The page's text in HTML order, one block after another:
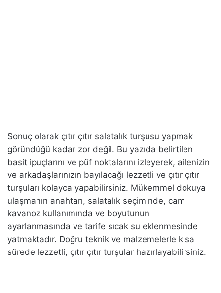
Sonuç olarak çıtır çıtır salatalık turşusu yapmak
göründüğü kadar zor değil. Bu yazıda belirtilen
basit ipuçlarını ve püf noktalarını izleyerek, ailenizin
ve arkadaşlarınızın bayılacağı lezzetli ve çıtır çıtır
turşuları kolayca yapabilirsiniz. Mükemmel dokuya
ulaşmanın anahtarı, salatalık seçiminde, cam
kavanoz kullanımında ve boyutunun
ayarlanmasında ve tarife sıcak su eklenmesinde
yatmaktadır. Doğru teknik ve malzemelerle kısa
sürede lezzetli, çıtır çıtır turşular hazırlayabilirsiniz.